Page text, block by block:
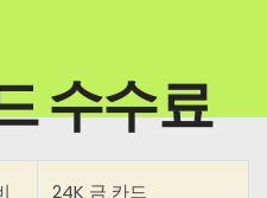
수수료
24K 금 카드